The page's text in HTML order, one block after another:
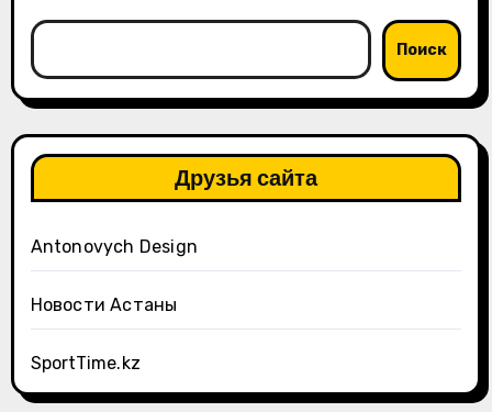
Поиск
Друзья сайта
Antonovych Design
Новости Астаны
SportTime.kz